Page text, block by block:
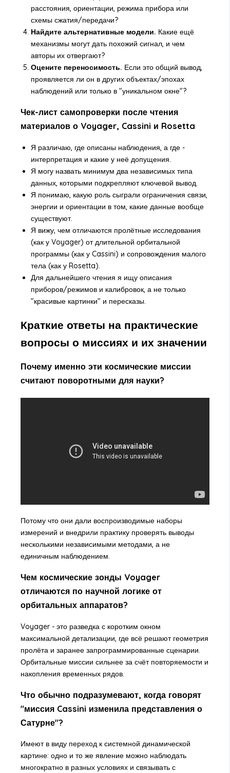
расстояния, ориентации, режима прибора или
схемы сжатия/передачи?
Найдите альтернативные модели. Какие ещё
механизмы могут дать похожий сигнал, и чем
авторы их отвергают?
Оцените переносимость. Если это общий вывод,
проявляется ли он в других объектах/эпохах
наблюдений или только в "уникальном окне"?
Чек-лист самопроверки после чтения
материалов о Voyager, Cassini и Rosetta
Я различаю, где описаны наблюдения, а где -
интерпретация и какие у неё допущения.
Я могу назвать минимум два независимых типа
данных, которыми подкрепляют ключевой вывод.
Я понимаю, какую роль сыграли ограничения связи,
энергии и ориентации в том, какие данные вообще
существуют.
Я вижу, чем отличаются пролётные исследования
(как у Voyager) от длительной орбитальной
программы (как у Cassini) и сопровождения малого
тела (как у Rosetta).
Для дальнейшего чтения я ищу описания
приборов/режимов и калибровок, а не только
"красивые картинки" и пересказы.
Краткие ответы на практические
вопросы о миссиях и их значении
Почему именно эти космические миссии
считают поворотными для науки?
Потому что они дали воспроизводимые наборы
измерений и внедрили практику проверять выводы
несколькими независимыми методами, а не
единичным наблюдением.
Чем космические зонды Voyager
отличаются по научной логике от
орбитальных аппаратов?
Voyager - это разведка с коротким окном
максимальной детализации, где всё решают геометрия
пролёта и заранее запрограммированные сценарии.
Орбитальные миссии сильнее за счёт повторяемости и
накопления временных рядов.
Что обычно подразумевают, когда говорят
"миссия Cassini изменила представления о
Сатурне"?
Имеют в виду переход к системной динамической
картине: одно и то же явление можно наблюдать
многократно в разных условиях и связывать с